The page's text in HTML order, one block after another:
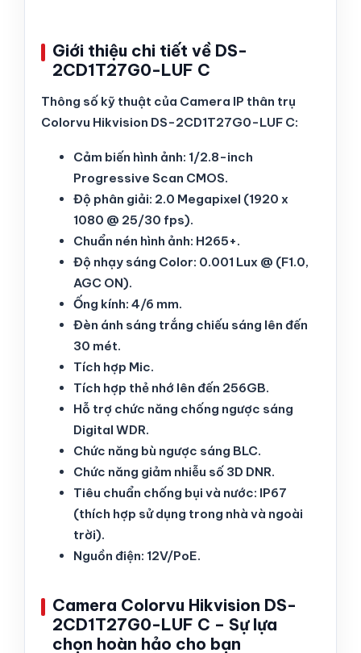
Giới thiệu chi tiết về DS-
2CD1T27G0-LUF C
Thông số kỹ thuật của Camera IP thân trụ
Colorvu Hikvision DS-2CD1T27G0-LUF C:
Cảm biến hình ảnh: 1/2.8-inch
Progressive Scan CMOS.
Độ phân giải: 2.0 Megapixel (1920 x
1080 @ 25/30 fps).
Chuẩn nén hình ảnh: H265+.
Độ nhạy sáng Color: 0.001 Lux @ (F1.0,
AGC ON).
Ống kính: 4/6 mm.
Đèn ánh sáng trắng chiếu sáng lên đến
30 mét.
Tích hợp Mic.
Tích hợp thẻ nhớ lên đến 256GB.
Hỗ trợ chức năng chống ngược sáng
Digital WDR.
Chức năng bù ngược sáng BLC.
Chức năng giảm nhiễu số 3D DNR.
Tiêu chuẩn chống bụi và nước: IP67
(thích hợp sử dụng trong nhà và ngoài
trời).
Nguồn điện: 12V/PoE.
Camera Colorvu Hikvision DS-
2CD1T27G0-LUF C – Sự lựa
chọn hoàn hảo cho bạn